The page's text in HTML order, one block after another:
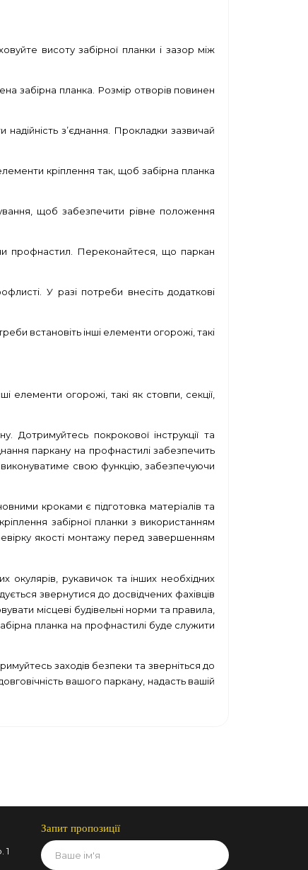
висоту забірної планки і зазор між
забірна планка. Розмір отворів повинен
з’єднання. Прокладки зазвичай
кріплення так, щоб забірна планка
щоб забезпечити рівне положення
профнастил. Переконайтеся, що паркан
У разі потреби внесіть додаткові
встановіть інші елементи огорожі, такі
елементи огорожі, такі як стовпи, секції,
покрокової інструкції та
паркану на профнастилі забезпечить
виконуватиме свою функцію, забезпечуючи
кроками є підготовка матеріалів та
забірної планки з використанням
якості монтажу перед завершенням
окулярів, рукавичок та інших необхідних
звернутися до досвідчених фахівців
місцеві будівельні норми та правила,
планка на профнастилі буде служити
заходів безпеки та зверніться до
вашого паркану, надасть вашій
1
Запит пропозиції